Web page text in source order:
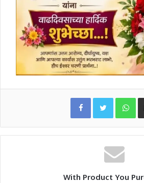
With Product You